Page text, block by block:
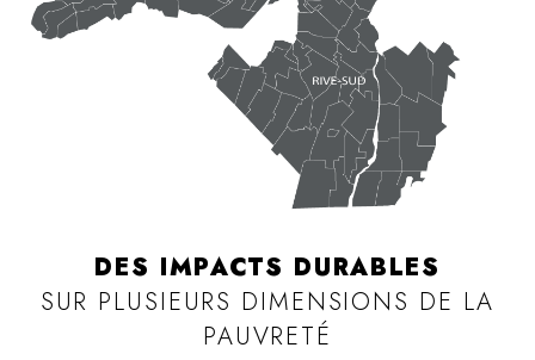
DES IMPACTS DURABLES
SUR PLUSIEURS DIMENSIONS DE LA
PAUVRETÉ